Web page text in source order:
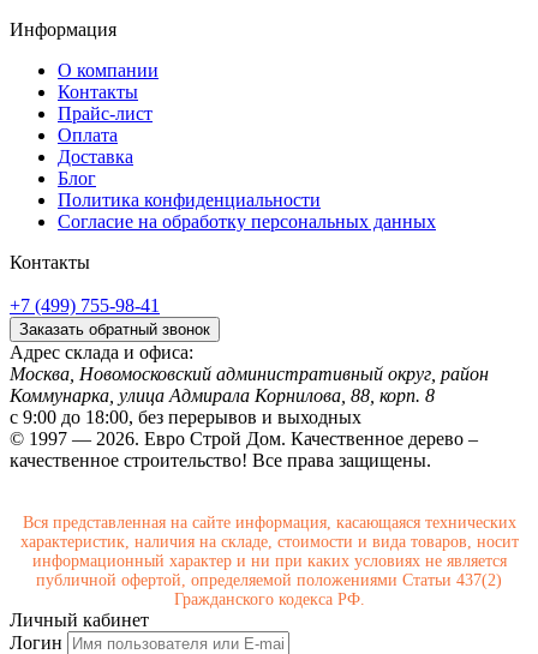
Информация
О компании
Контакты
Прайс-лист
Оплата
Доставка
Блог
Политика конфиденциальности
Согласие на обработку персональных данных
Контакты
+7 (499) 755-98-41
Заказать обратный звонок
Адрес склада и офиса:
Москва, Новомосковский административный округ, район
Коммунарка, улица Адмирала Корнилова, 88, корп. 8
с 9:00 до 18:00, без перерывов и выходных
© 1997 — 2026. Евро Строй Дом. Качественное дерево –
качественное строительство! Все права защищены.
Вся представленная на сайте информация, касающаяся технических
характеристик, наличия на складе, стоимости и вида товаров, носит
информационный характер и ни при каких условиях не является
публичной офертой, определяемой положениями Статьи 437(2)
Гражданского кодекса РФ.
Личный кабинет
Логин